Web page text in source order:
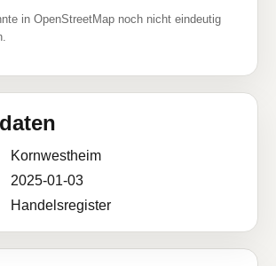
in OpenStreetMap noch nicht eindeutig
Kornwestheim
2025-01-03
Handelsregister